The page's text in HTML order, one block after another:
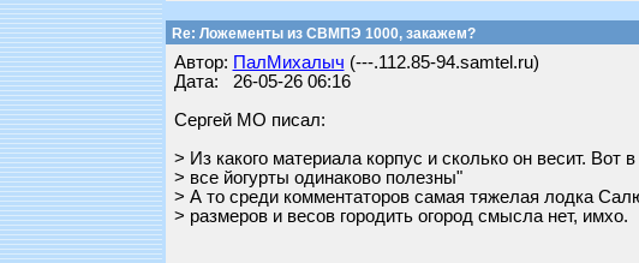
Re: Ложементы из СВМПЭ 1000, закажем?
Автор: ПалМихалыч (---.112.85-94.samtel.ru)
Дата: 26-05-26 06:16
Сергей МО писал:
> Из какого материала корпус и сколько он весит. Вот
> все йогурты одинаково полезны"
> А то среди комментаторов самая тяжелая лодка
> размеров и весов городить огород смысла нет, имхо.